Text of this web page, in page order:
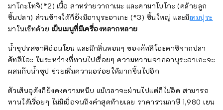
มาโกะโทจิ(*2) เนื้อ สาหร่ายวากาเมะ และคามาโบโกะ (คล้ายลูก
ชิ้นปลา) ส่วนข้างใต้ก็ยังมีอาบุระอาเกะ (*3) ชิ้นใหญ่ และมีเทมปุระ
มาในเซ็ทด้วย เป็นเมนูที่มีเครื่องหลากหลาย
น้ำซุปรสชาติอ่อนโยน และมีกลิ่นหอมๆ ของคัทสึโอะดาชิจากปลา
คัทสึโอะ ในระหว่างที่ทานไปเรื่อยๆ ความหวานจากอาบุระอาเกะจะ
ผสมกับน้ำซุป ช่วยเพิ่มความอร่อยให้มากขึ้นไปอีก
ตัวเส้นอุด้งก็ยังคงความหนึบ แม้เวลาจะผ่านไปแต่ก็ไม่อืด สามารถ
ทานได้เรื่อยๆ ไม่มีเบื่อจนถึงคำสุดท้ายเลย ราคารวมภาษี 1,980 เยน